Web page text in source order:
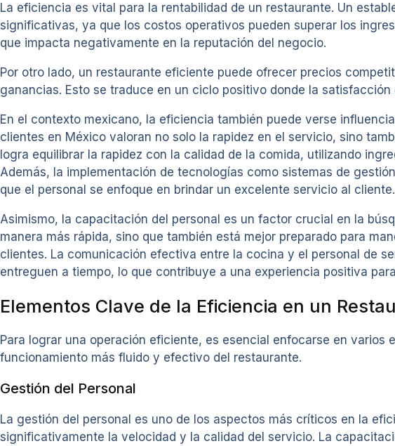
La eficiencia es vital para la rentabilidad de un restaurante. Un
significativas, ya que los costos operativos pueden superar los
que impacta negativamente en la reputación del negocio.
Por otro lado, un restaurante eficiente puede ofrecer precios
ganancias. Esto se traduce en un ciclo positivo donde la
En el contexto mexicano, la eficiencia también puede verse
clientes en México valoran no solo la rapidez en el servicio, sino
logra equilibrar la rapidez con la calidad de la comida, utilizando
Además, la implementación de tecnologías como sistemas de
que el personal se enfoque en brindar un excelente servicio al cliente.
Asimismo, la capacitación del personal es un factor crucial en la
manera más rápida, sino que también está mejor preparado para
clientes. La comunicación efectiva entre la cocina y el personal de
entreguen a tiempo, lo que contribuye a una experiencia positiva
Elementos Clave de la Eficiencia en un
Para lograr una operación eficiente, es esencial enfocarse en
funcionamiento más fluido y efectivo del restaurante.
Gestión del Personal
La gestión del personal es uno de los aspectos más críticos en la
significativamente la velocidad y la calidad del servicio. La